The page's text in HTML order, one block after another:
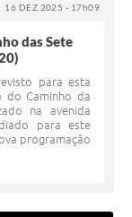
16 DEZ 2025 - 17h09
das Sete
para esta
do Caminho da
na avenida
para este
programação